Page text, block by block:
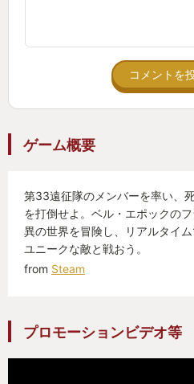
それでも是非ともエクスペ
しいな。後々、もっとデカ
このゲームとにかく曲がい
「gestral summer party」
んだけど個人的に猛烈に気
何ならちゃんと頭から聴き
前にアラームかけているく
他にも名曲たくさんあるよ。
コメントを
ゲーム概要
第33遠征隊のメンバーを率い、
を打倒せよ。ベル・エポックの
異の世界を冒険し、リアルタイ
ユニークな敵と戦おう。
from Steam
プロモーションビデオ等